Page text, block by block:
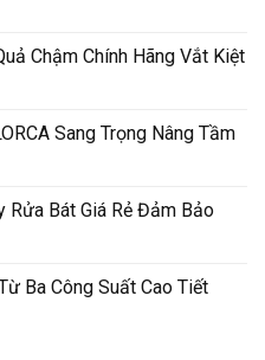
Chậm Chính Hãng Vắt Kiệt
Sang Trọng Nâng Tầm
Rửa Bát Giá Rẻ Đảm Bảo
Ba Công Suất Cao Tiết